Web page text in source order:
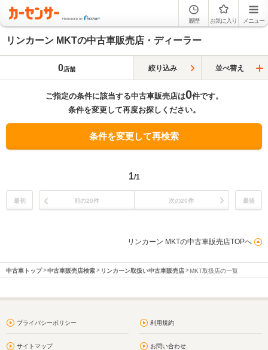
履歴 お気に入り メニュー
リンカーン MKTの中古車販売店・ディーラー
0店舗 絞り込み 並べ替え
ご指定の条件に該当する中古車販売店は0件です。
条件を変更して再度お探しください。
条件を変更して再検索
1/1
最初 前の20件 次の20件 最後
リンカーン MKTの中古車販売店TOPへ
中古車トップ 中古車販売店検索 リンカーン取扱い中古車販売店 MKT取扱店の一覧
プライバシーポリシー 利用規約
サイトマップ お問い合わせ